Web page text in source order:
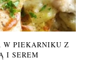
W PIEKARNIKU Z
I SEREM